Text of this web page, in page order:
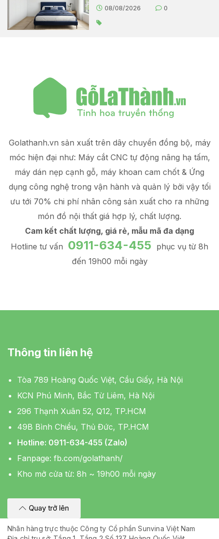
08/08/2026 0
Golathanh.vn sản xuất trên dây chuyền đồng bộ, máy
móc hiện đại như: Máy cắt CNC tự động nâng hạ tấm,
máy dán nẹp cạnh gỗ, máy khoan cam chốt & Ứng
dụng công nghệ trong vận hành và quản lý bởi vậy tối
ưu tới 70% chi phí nhân công sản xuất cho ra những
món đồ nội thất giá hợp lý, chất lượng.
Cam kết chất lượng, giá rẻ, mẫu mã đa dạng
Hotline tư vấn 0911-634-455 phục vụ từ 8h
đến 19h00 mỗi ngày
Thông tin liên hệ
Tòa 789 Hoàng Quốc Việt, Cầu Giấy, Hà Nội
KCN Phú Minh, Bắc Từ Liêm, Hà Nội
296 Thạnh Xuân 52, Q12, TP.HCM
49B Bình Chiểu, Thủ Đức, TP.HCM
Hotline: 0911-634-455 (Zalo)
Fanpage: fb.com/golathanh/
Kho mở cửa từ: 8h ~ 19h00 mỗi ngày
Quay trở lên
Nhãn hàng trực thuộc Công ty Cổ phần Sunvina Việt Nam